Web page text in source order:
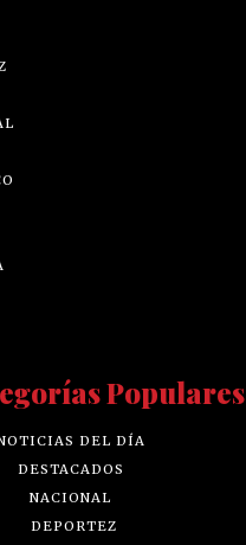
Populares
DEL DÍA
DESTACADOS
NACIONAL
DEPORTEZ